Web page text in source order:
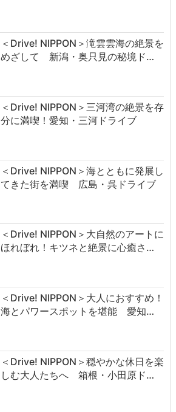
＜Drive! NIPPON＞滝雲雲海の絶景を
めざして 新潟・奥只見の秘境ド…
＜Drive! NIPPON＞三河湾の絶景を存
分に満喫！愛知・三河ドライブ
＜Drive! NIPPON＞海とともに発展し
てきた街を満喫 広島・呉ドライブ
＜Drive! NIPPON＞大自然のアートに
ほれぼれ！キツネと絶景に心癒さ…
＜Drive! NIPPON＞大人におすすめ！
海とパワースポットを堪能 愛知…
＜Drive! NIPPON＞穏やかな休日を楽
しむ大人たちへ 箱根・小田原ド…